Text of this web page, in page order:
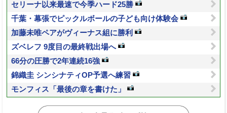
セリーナ以来最速で今季ハード25勝
千葉・幕張でピックルボールの子ども向け体験会
加藤未唯ペアがヴィーナス組に勝利
ズベレフ 9度目の最終戦出場へ
66分の圧勝で2年連続16強
錦織圭 シンシナティOP予選へ練習
モンフィス「最後の章を書けた」